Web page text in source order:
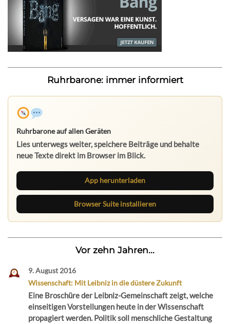
Ruhrbarone: immer informiert
Ruhrbarone auf allen Geräten
Lies unterwegs weiter, speichere Beiträge und behalte
neue Texte direkt im Browser im Blick.
App herunterladen
Browser Suite installieren
Vor zehn Jahren...
9. August 2016
Wissenschaft: Mit Leibniz in die düstere Zukunft
Eine Broschüre der Leibniz-Gemeinschaft zeigt, welche
einseitigen Vorstellungen heute in der Wissenschaft
propagiert werden. Politik soll menschliche Gestaltung